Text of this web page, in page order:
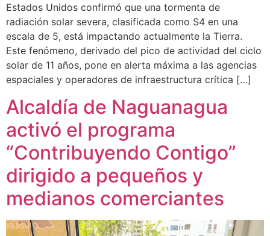
Estados Unidos confirmó que una tormenta de
radiación solar severa, clasificada como S4 en una
escala de 5, está impactando actualmente la Tierra.
Este fenómeno, derivado del pico de actividad del ciclo
solar de 11 años, pone en alerta máxima a las agencias
espaciales y operadores de infraestructura crítica […]
Alcaldía de Naguanagua
activó el programa
“Contribuyendo Contigo”
dirigido a pequeños y
medianos comerciantes